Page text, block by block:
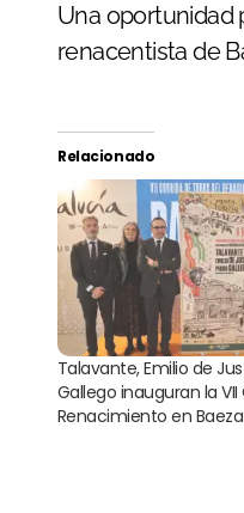
Una oportunidad
renacentista de
Relacionado
Talavante, Emilio de
Gallego inauguran la VII
Renacimiento en Baeza